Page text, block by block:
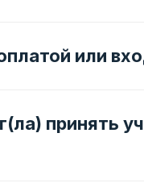
или
принять